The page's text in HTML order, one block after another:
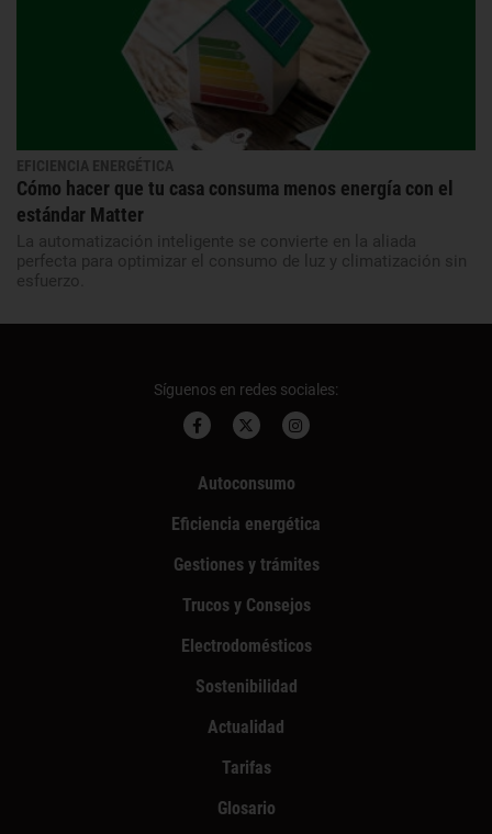
EFICIENCIA ENERGÉTICA
Cómo hacer que tu casa consuma menos energía con el
estándar Matter
La automatización inteligente se convierte en la aliada
perfecta para optimizar el consumo de luz y climatización sin
esfuerzo.
Síguenos en redes sociales:
Autoconsumo
Eficiencia energética
Gestiones y trámites
Trucos y Consejos
Electrodomésticos
Sostenibilidad
Actualidad
Tarifas
Glosario